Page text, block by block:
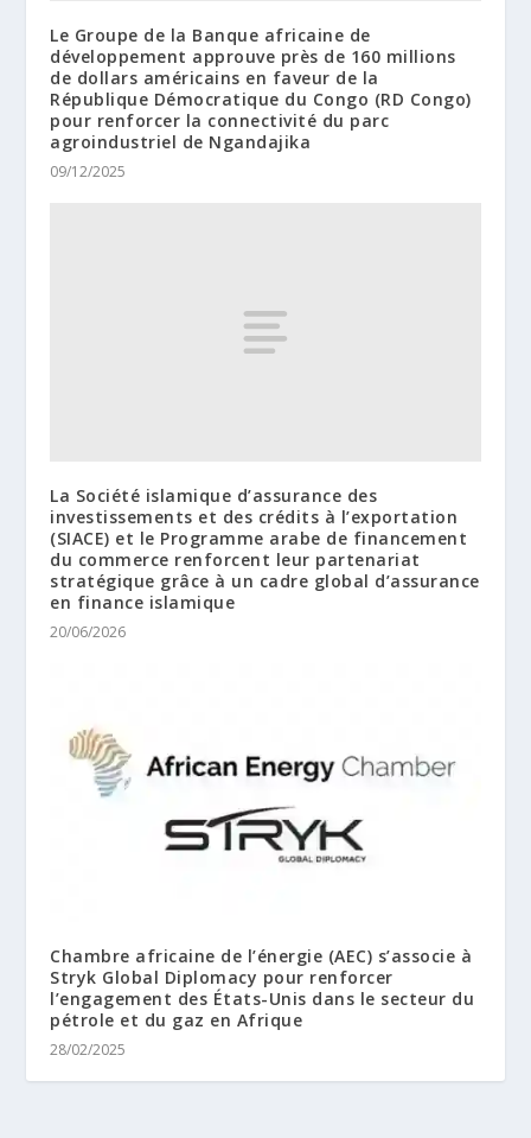
Le Groupe de la Banque africaine de
développement approuve près de 160 millions
de dollars américains en faveur de la
République Démocratique du Congo (RD Congo)
pour renforcer la connectivité du parc
agroindustriel de Ngandajika
09/12/2025
La Société islamique d’assurance des
investissements et des crédits à l’exportation
(SIACE) et le Programme arabe de financement
du commerce renforcent leur partenariat
stratégique grâce à un cadre global d’assurance
en finance islamique
20/06/2026
Chambre africaine de l’énergie (AEC) s’associe à
Stryk Global Diplomacy pour renforcer
l’engagement des États-Unis dans le secteur du
pétrole et du gaz en Afrique
28/02/2025